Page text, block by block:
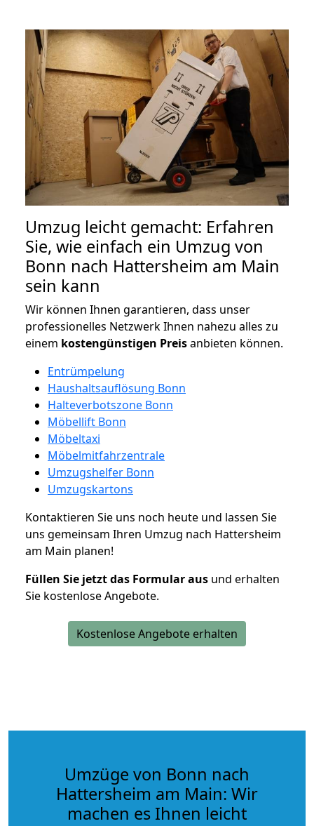
Umzug leicht gemacht: Erfahren
Sie, wie einfach ein Umzug von
Bonn nach Hattersheim am Main
sein kann
Wir können Ihnen garantieren, dass unser
professionelles Netzwerk Ihnen nahezu alles zu
einem kostengünstigen Preisanbieten können.
Entrümpelung
Haushaltsauflösung Bonn
Halteverbotszone Bonn
Möbellift Bonn
Möbeltaxi
Möbelmitfahrzentrale
Umzugshelfer Bonn
Umzugskartons
Kontaktieren Sie uns noch heute und lassen Sie
uns gemeinsam Ihren Umzug nach Hattersheim
am Main planen!
Füllen Sie jetzt das Formular aus und erhalten
Sie kostenlose Angebote.
Kostenlose Angebote erhalten
Umzüge von Bonn nach
Hattersheim am Main: Wir
machen es Ihnen leicht